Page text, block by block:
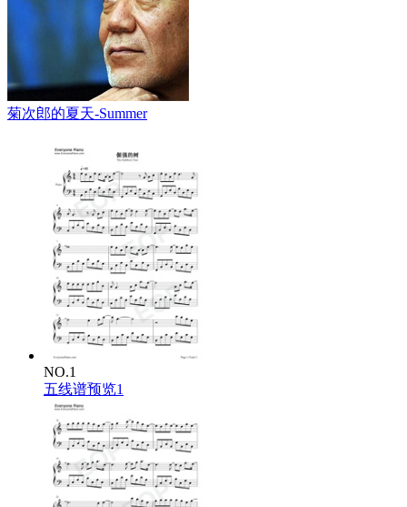
菊次郎的夏天-Summer
NO.1
五线谱预览1